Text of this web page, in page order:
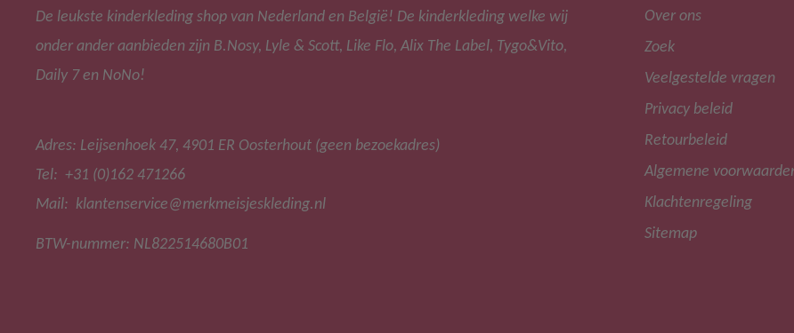
De leukste kinderkleding shop van Nederland en België! De kinderkleding welke wij
onder ander aanbieden zijn B.Nosy, Lyle & Scott, Like Flo, Alix The Label, Tygo&Vito,
Daily 7 en NoNo!
Adres: Leijsenhoek 47, 4901 ER Oosterhout (geen bezoekadres)
Tel: +31 (0)162 471266
Mail: klantenservice@merkmeisjeskleding.nl
BTW-nummer: NL822514680B01
Over ons
Zoek
Veelgestelde vragen
Privacy beleid
Retourbeleid
Algemene
Klachtenregeling
Sitemap